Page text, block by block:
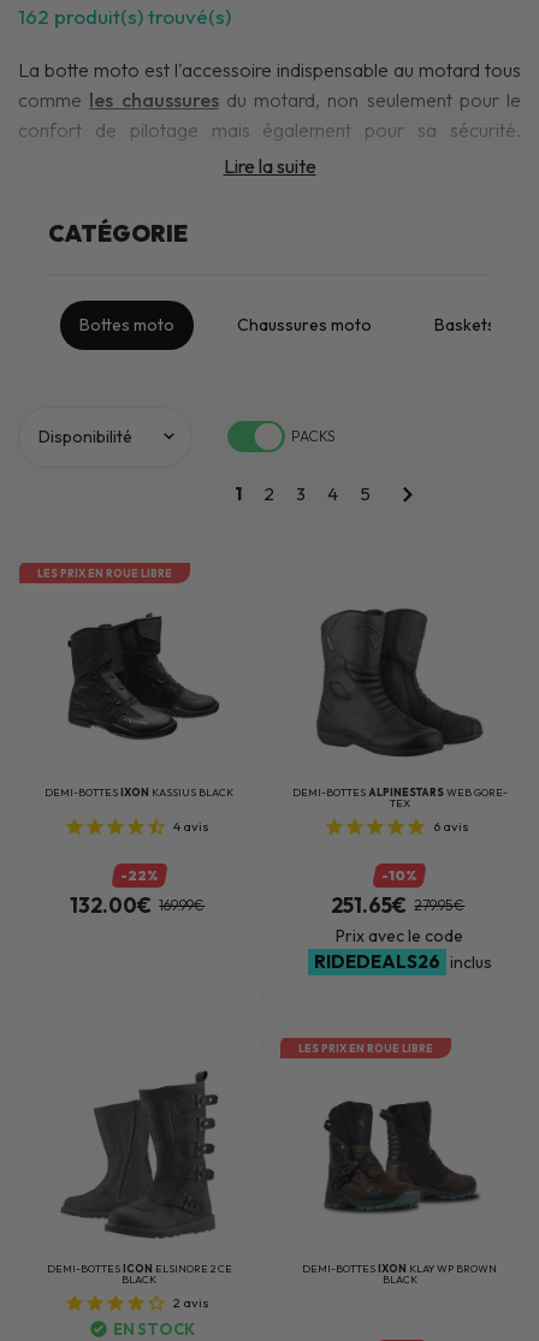
162 produit(s) trouvé(s)
La botte moto est l'accessoire indispensable au motard tous
comme les chaussuresdu motard, non seulement pour le
confort de pilotage mais également pour sa sécurité.
iCasque vous propose une large gamme de bottes étudiées
plutôtracing ou en
trouverez la paire qu'il vous faut ! Nous vous proposons les
Beringet bien d'autres ! Retrouvez la collection complète de
bottes et chaussuresici
Lire la suite
CATÉGORIE
Bottes moto Chaussures moto Baskets moto
PACKS
1 2 3 4 5
LES PRIX EN ROUE LIBRE
DEMI-BOTTESIXON KASSIUS BLACK
4avis
-22%
132.00€ 169.99€
DEMI-BOTTESALPINESTARSWEB GORE-
TEX
6 avis
-10%
251.65€ 279.95€
Prix avec le code
RIDEDEALS26 inclus
DEMI-BOTTESICON ELSINORE 2 CE
BLACK
2 avis
EN STOCK
LES PRIX EN ROUE LIBRE
DEMI-BOTTESIXON KLAY WP BROWN
BLACK